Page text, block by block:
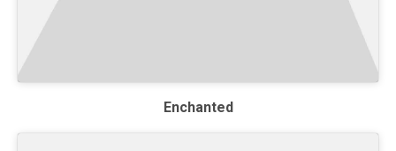
Enchanted